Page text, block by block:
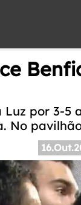
Luz por 3-
No